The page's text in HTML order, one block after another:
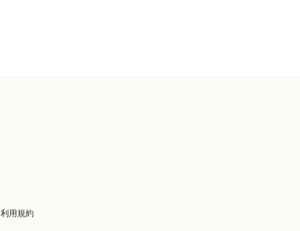
利用規約